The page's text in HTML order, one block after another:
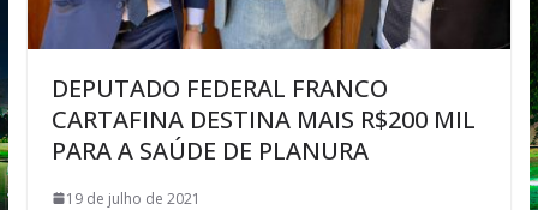
DEPUTADO FEDERAL FRANCO
CARTAFINA DESTINA MAIS R$200 MIL
PARA A SAÚDE DE PLANURA
19 de julho de 2021